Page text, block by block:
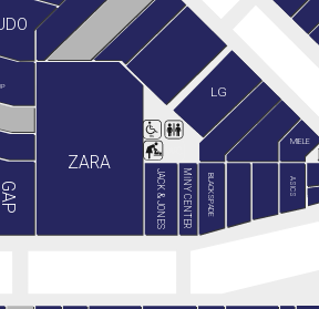
BLACKSPADE
GAP JACK & JONES
LG
MIELE
MİNY CENTER
ZARA
ASICS